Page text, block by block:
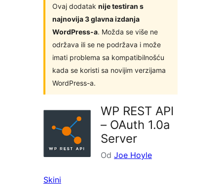
Ovaj dodatak nije testiran s
najnovija 3 glavna izdanja
WordPress-a. Možda se više ne
održava ili se ne podržava i može
imati problema sa kompatibilnošću
kada se koristi sa novijim verzijama
WordPress-a.
WP REST API
– OAuth 1.0a
Server
Od Joe Hoyle
Skini